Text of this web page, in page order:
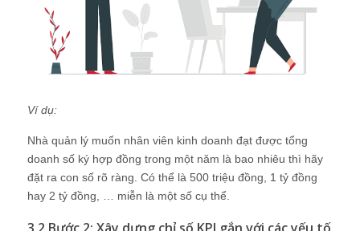
Ví dụ:
Nhà quản lý muốn nhân viên kinh doanh đạt được tổng
doanh số ký hợp đồng trong một năm là bao nhiêu thì hãy
đặt ra con số rõ ràng. Có thể là 500 triệu đồng, 1 tỷ đồng
hay 2 tỷ đồng, … miễn là một số cụ thể.